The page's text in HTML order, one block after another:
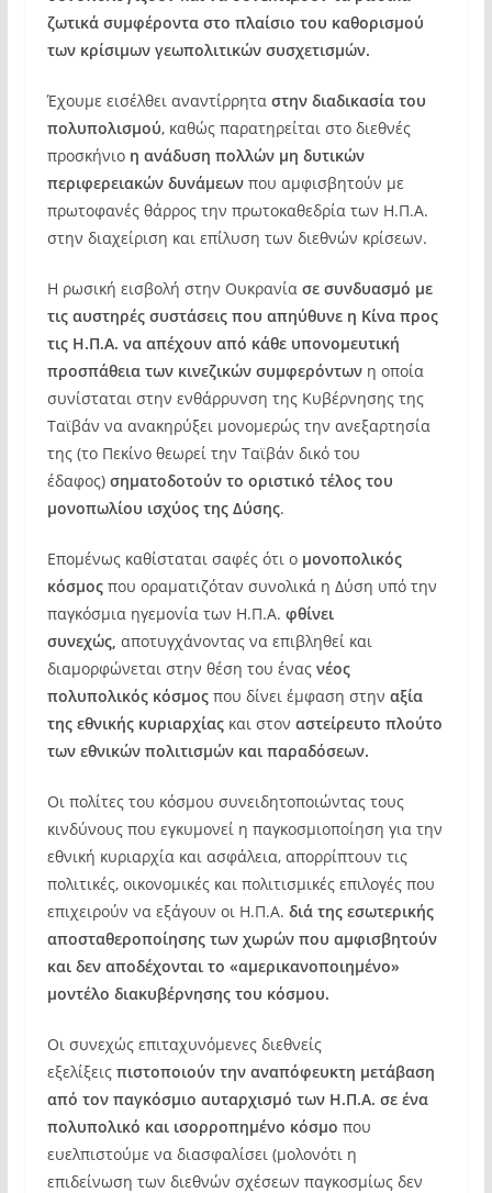
ζωτικά συμφέροντα στο πλαίσιο του καθορισμού
των κρίσιμων γεωπολιτικών συσχετισμών.
Έχουμε εισέλθει αναντίρρητα στην διαδικασία του
πολυπολισμού, καθώς παρατηρείται στο διεθνές
προσκήνιο η ανάδυση πολλών μη δυτικών
περιφερειακών δυνάμεων που αμφισβητούν με
πρωτοφανές θάρρος την πρωτοκαθεδρία των Η.Π.Α.
στην διαχείριση και επίλυση των διεθνών κρίσεων.
Η ρωσική εισβολή στην Ουκρανία σε συνδυασμό με
τις αυστηρές συστάσεις που απηύθυνε η Κίνα προς
τις Η.Π.Α. να απέχουν από κάθε υπονομευτική
προσπάθεια των κινεζικών συμφερόντωνη οποία
συνίσταται στην ενθάρρυνση της Κυβέρνησης της
Ταϊβάν να ανακηρύξει μονομερώς την ανεξαρτησία
της (το Πεκίνο θεωρεί την Ταϊβάν δικό του
έδαφος)σηματοδοτούν το οριστικό τέλος του
μονοπωλίου ισχύος της Δύσης.
Επομένως καθίσταται σαφές ότι ομονοπολικός
κόσμος που οραματιζόταν συνολικά η Δύση υπό την
παγκόσμια ηγεμονία των Η.Π.Α. φθίνει
συνεχώς, αποτυγχάνοντας να επιβληθεί και
διαμορφώνεται στην θέση του έναςνέος
πολυπολικός κόσμος που δίνει έμφαση στην αξία
της εθνικής κυριαρχίας και στον αστείρευτο πλούτο
των εθνικών πολιτισμών και παραδόσεων.
Οι πολίτες του κόσμου συνειδητοποιώντας τους
κινδύνους που εγκυμονεί η παγκοσμιοποίηση για την
εθνική κυριαρχία και ασφάλεια, απορρίπτουν τις
πολιτικές, οικονομικές και πολιτισμικές επιλογές που
επιχειρούν να εξάγουν οι Η.Π.Α. διά της εσωτερικής
αποσταθεροποίησης των χωρών που αμφισβητούν
και δεν αποδέχονται το «αμερικανοποιημένο»
μοντέλο διακυβέρνησης του κόσμου.
Οι συνεχώς επιταχυνόμενες διεθνείς
εξελίξεις πιστοποιούν την αναπόφευκτη μετάβαση
από τον παγκόσμιο αυταρχισμό των Η.Π.Α. σε ένα
πολυπολικό και ισορροπημένο κόσμο που
ευελπιστούμε να διασφαλίσει (μολονότι η
επιδείνωση των διεθνών σχέσεων παγκοσμίως δεν